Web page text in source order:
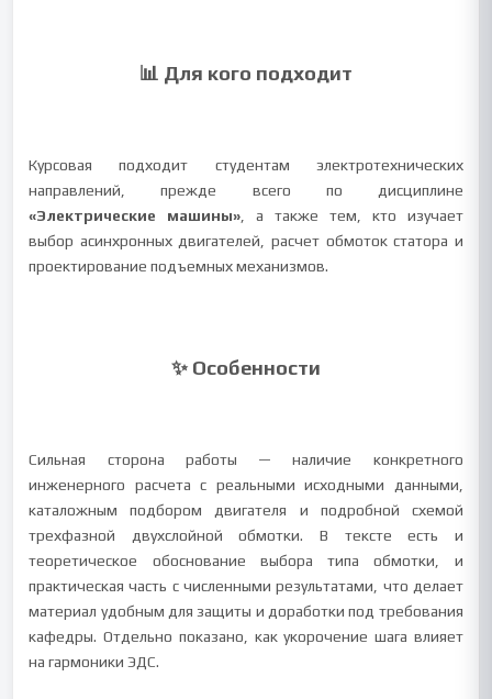
📊 Для кого подходит
Курсовая подходит студентам электротехнических
направлений, прежде всего по дисциплине
«Электрические машины» , а также тем, кто изучает
выбор асинхронных двигателей, расчет обмоток статора и
проектирование подъемных механизмов.
✨ Особенности
Сильная сторона работы — наличие конкретного
инженерного расчета с реальными исходными данными,
каталожным подбором двигателя и подробной схемой
трехфазной двухслойной обмотки. В тексте есть и
теоретическое обоснование выбора типа обмотки, и
практическая часть с численными результатами, что делает
материал удобным для защиты и доработки под требования
кафедры. Отдельно показано, как укорочение шага влияет
на гармоники ЭДС.